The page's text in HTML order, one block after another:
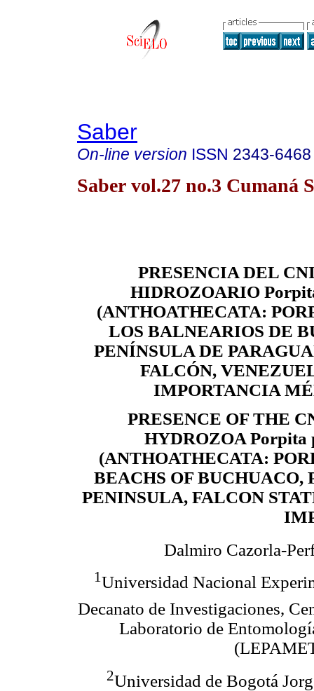
Saber
On-line version ISSN 2343-6468
Saber vol.27 no.3 Cumaná
PRESENCIA DEL
HIDROZOARIO
(ANTHOATHECATA:
LOS BALNEARIOS DE
PENÍNSULA DE
FALCÓN,
IMPORTANCIA
PRESENCE OF THE
HYDROZOA Porpita
(ANTHOATHECATA:
BEACHS OF BUCHUACO,
PENINSULA, FALCON
Dalmiro Cazorla-
1Universidad Nacional
Decanato de Investigaciones,
Laboratorio de
2Universidad de Bogotá